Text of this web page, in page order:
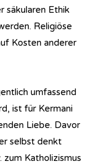
säkularen Ethik
Religiöse
Kosten anderer
umfassend
ist für Kermani
Liebe. Davor
selbst denkt
zum Katholizismus